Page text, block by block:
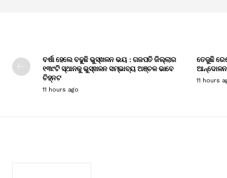
ବର୍ଷା ହେଲେ ବଢୁଛି ଭୁସ୍ଖଳନ ଭୟ : ଗଜପତି ଜିଲ୍ଲାର
୧୩୯ଟି ସ୍ଥାନକୁ ଭୁସ୍ଖଳନ ସମ୍ଭାବ୍ୟ ଅଞ୍ଚଳ ଭାବେ
ଚିହ୍ନଟ
11 hours ago
ତେଜୁଛି
ଆନ୍ଦୋଳନ
11 hours